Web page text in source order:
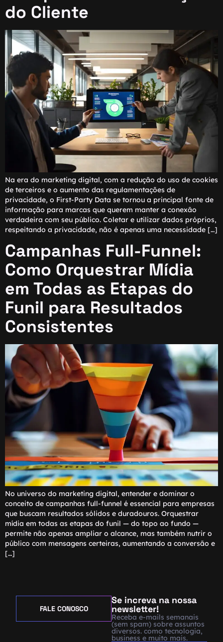
do Cliente
Na era do marketing digital, com a redução do uso de cookies
de terceiros e o aumento das regulamentações de
privacidade, o First-Party Data se tornou a principal fonte de
informação para marcas que querem manter a conexão
verdadeira com seu público. Coletar e utilizar dados próprios,
respeitando a privacidade, não é apenas uma necessidade […]
Campanhas Full-Funnel:
Como Orquestrar Mídia
em Todas as Etapas do
Funil para Resultados
Consistentes
No universo do marketing digital, entender e dominar o
conceito de campanhas full-funnel é essencial para empresas
que buscam resultados sólidos e duradouros. Orquestrar
mídia em todas as etapas do funil — do topo ao fundo —
permite não apenas ampliar o alcance, mas também nutrir o
público com mensagens certeiras, aumentando a conversão e
[…]
Se increva na nossa
newsletter!
Receba e-mails semanais
(sem spam) sobre assuntos
diversos. como tecnologia,
business e muito mais.
FALE CONOSCO